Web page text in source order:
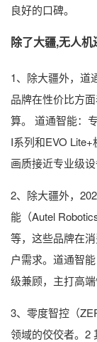
良好的口碑。
除了大疆,无人
1、除大疆外，道
品牌在性价比方
算。 道通智能：
I系列和EVO Lite+
画质接近专业级设
2、除大疆外，
能（Autel
等，这些品牌在
户需求。道通智
级兼顾，主打高端
3、零度智控（
领域的佼佼者。2